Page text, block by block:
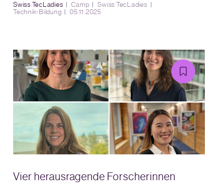
Swiss TecLadies Camp
Swiss TecLadies
Technik-Bildung
05.11.2025
Vier herausragende Forscherinnen